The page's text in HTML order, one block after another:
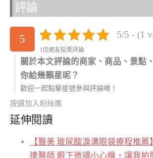
評論
5 5/5 - (1
1位網友投票評論
關於本文評論的商家、商品、景點
你給幾顆星呢？
歡迎一起點擊星號參與評論唷！
按讚加入粉絲團
延伸閱讀
【醫美 玻尿酸淚溝眼袋療程推
達醫師 眼下微調小心機，讓我拍